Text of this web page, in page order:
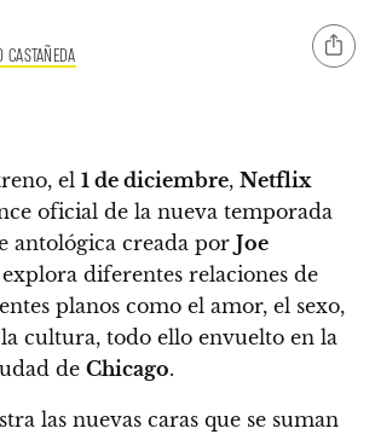
CASTAÑEDA
el 1 de diciembre, Netflix
oficial de la nueva temporada
antológica creada por Joe
diferentes relaciones de
planos como el amor, el sexo,
cultura, todo ello envuelto en la
de Chicago.
las nuevas caras que se suman